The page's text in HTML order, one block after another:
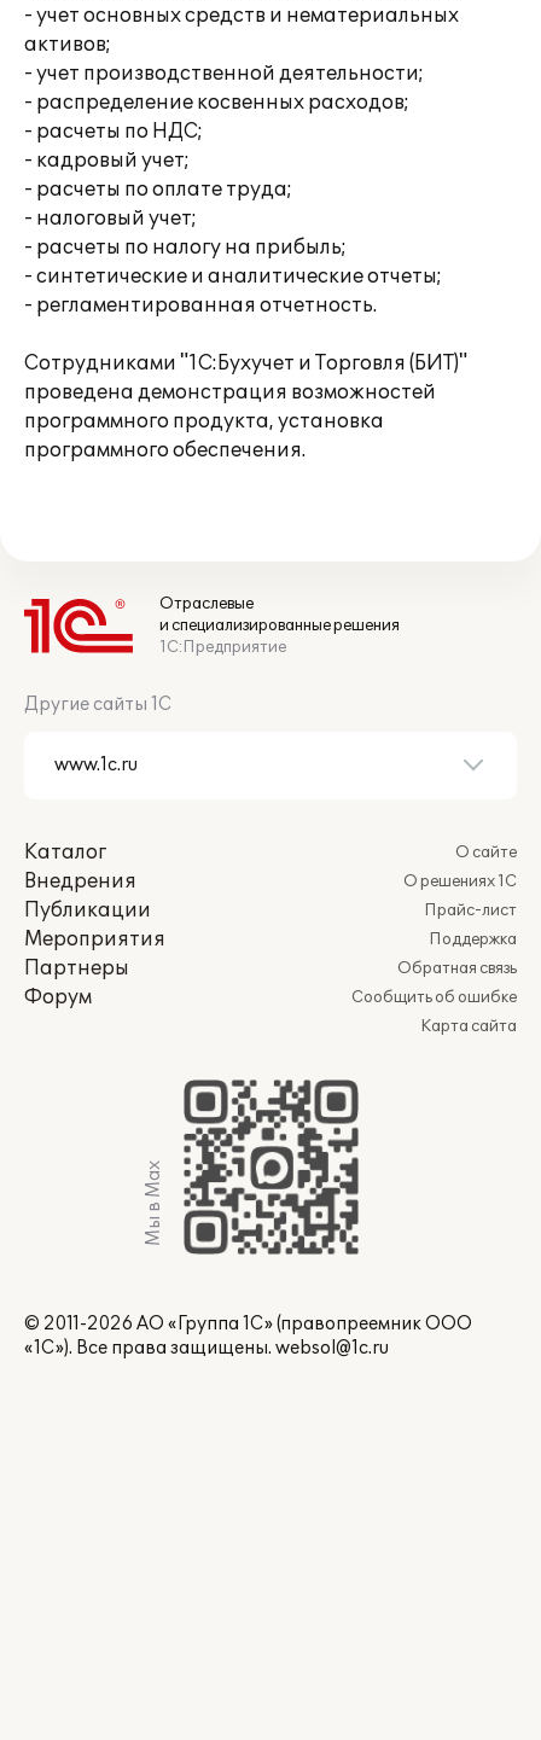
- учет основных средств и нематериальных
активов;
- учет производственной деятельности;
- распределение косвенных расходов;
- расчеты по НДС;
- кадровый учет;
- расчеты по оплате труда;
- налоговый учет;
- расчеты по налогу на прибыль;
- синтетические и аналитические отчеты;
- регламентированная отчетность.
Сотрудниками "1С:Бухучет и Торговля (БИТ)"
проведена демонстрация возможностей
программного продукта, установка
программного обеспечения.
Отраслевые
и специализированные решения
1С:Предприятие
Другие сайты 1С
Каталог
Внедрения
Публикации
Мероприятия
Партнеры
Форум
О сайте
О решениях 1С
Прайс-лист
Поддержка
Обратная связь
Сообщить об ошибке
Карта сайта
Мы в Max
© 2011-2026 АО «Группа 1С» (правопреемник ООО
«1С»). Все права защищены. websol@1c.ru